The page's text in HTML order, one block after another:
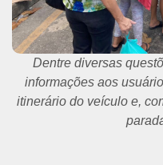
Dentre diversas
informações aos
itinerário do veículo e,